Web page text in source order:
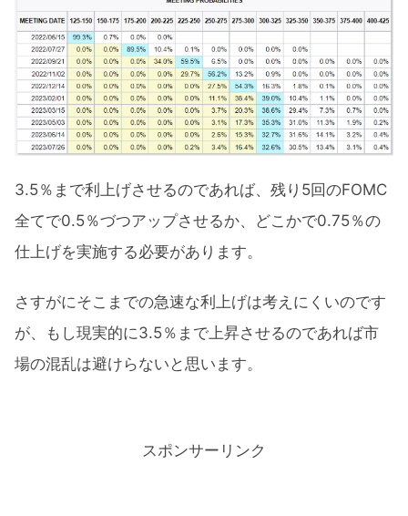
3.5％まで利上げさせるのであれば、残り5回のFOMC
全てで0.5％づつアップさせるか、どこかで0.75％の
仕上げを実施する必要があります。
さすがにそこまでの急速な利上げは考えにくいのです
が、もし現実的に3.5％まで上昇させるのであれば市
場の混乱は避けらないと思います。
スポンサーリンク